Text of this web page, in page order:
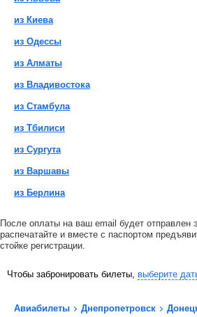
из Киева
из Одессы
из Алматы
из Владивостока
из Стамбула
из Тбилиси
из Сургута
из Варшавы
из Берлина
После оплаты на ваш email будет отправлен
распечатайте и вместе с паспортом
стойке регистрации.
Чтобы забронировать билеты, выберите
Авиабилеты Днепропетровск